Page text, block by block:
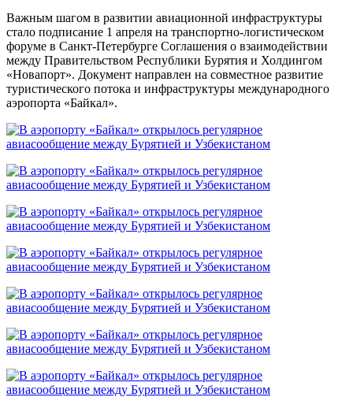
Важным шагом в развитии авиационной инфраструктуры
стало подписание 1 апреля на транспортно-логистическом
форуме в Санкт-Петербурге Соглашения о взаимодействии
между Правительством Республики Бурятия и Холдингом
«Новапорт». Документ направлен на совместное развитие
туристического потока и инфраструктуры международного
аэропорта «Байкал».